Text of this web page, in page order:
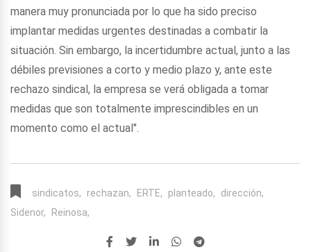
manera muy pronunciada por lo que ha sido preciso
implantar medidas urgentes destinadas a combatir la
situación. Sin embargo, la incertidumbre actual, junto a las
débiles previsiones a corto y medio plazo y, ante este
rechazo sindical, la empresa se verá obligada a tomar
medidas que son totalmente imprescindibles en un
momento como el actual".
sindicatos, rechazan, ERTE, planteado,
dirección,
Sidenor,
Reinosa,